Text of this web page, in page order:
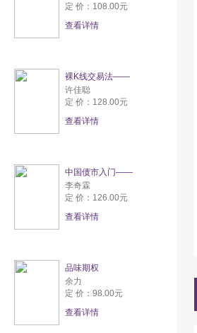
定 价：108.00元
查看详情
裸K线交易法——
许佳聪
定 价：128.00元
查看详情
中国债市入门——
李奇霖
定 价：126.00元
查看详情
品味期权
余力
定 价：98.00元
查看详情